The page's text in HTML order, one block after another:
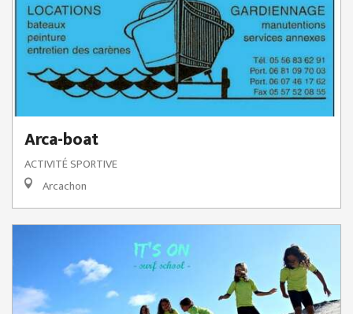
Arca-boat
ACTIVITÉ SPORTIVE
Arcachon